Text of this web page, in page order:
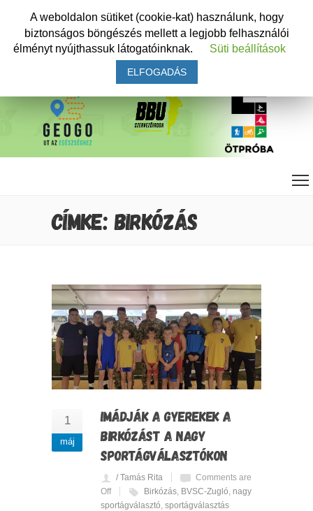
CÍMKE: BIRKÓZÁS
1
máj
IMÁDJÁK A GYEREKEK A
BIRKÓZÁST A NAGY
SPORTÁGVÁLASZTÓKON
/ Tamás Rita
Comments are
Off
Birkózás, BVSC-Zugló, nagy
sportágválasztó, sportágválasztás
A weboldalon sütiket (cookie-kat) használunk, hogy
biztonságos böngészés mellett a legjobb felhasználói
élményt nyújthassuk látogatóinknak.
Süti beállítások
ELFOGADÁS